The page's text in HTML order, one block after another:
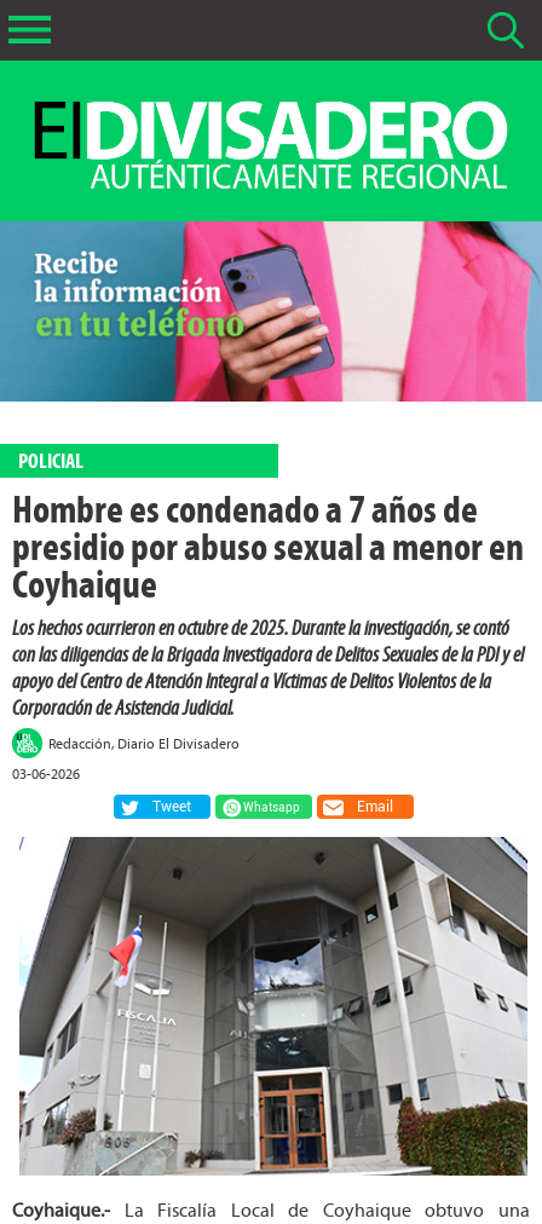
La fecha más antigua por defecto que se buscará es 01-02-
Buscar notas anteriores a 01-02-2026
POLICIAL
Hombre es condenado a 7 años de
presidio por abuso sexual a menor en
Coyhaique
Los hechos ocurrieron en octubre de 2025. Durante la investigación, se contó
con las diligencias de la Brigada Investigadora de Delitos Sexuales de la PDI y el
apoyo del Centro de Atención Integral a Víctimas de Delitos Violentos de la
Corporación de Asistencia Judicial.
Redacción, Diario El Divisadero
03-06-2026
Tweet
Whatsapp Email
Coyhaique.- La Fiscalía Local de Coyhaique obtuvo una